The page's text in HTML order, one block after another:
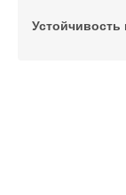
Устойчивость